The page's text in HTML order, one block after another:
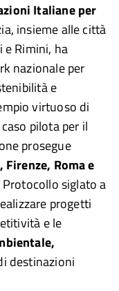
Italiane per
insieme alle città
e Rimini, ha
nazionale per
e
virtuoso di
pilota per il
prosegue
Firenze, Roma e
siglato a
progetti
e le
destinazioni